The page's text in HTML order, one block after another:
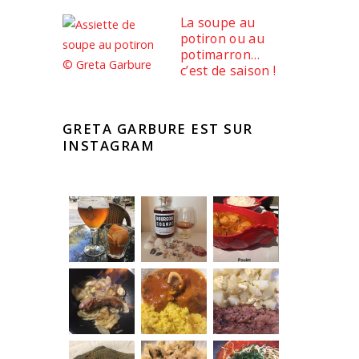
La soupe au
potiron ou au
potimarron…
c’est de saison !
GRETA GARBURE EST SUR
INSTAGRAM